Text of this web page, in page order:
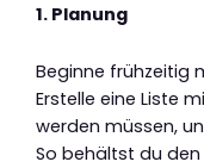
1. Planung
Beginne frühzeitig
Erstelle eine Liste
werden müssen,
So behältst du